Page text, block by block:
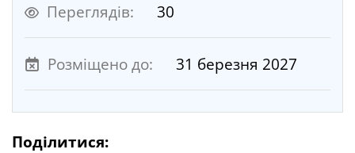
Переглядів: 30
Розміщено до: 31 березня 2027
Поділитися: